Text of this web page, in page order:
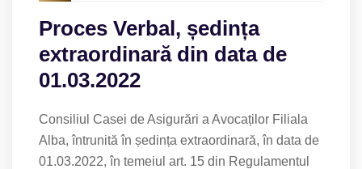
Proces Verbal, ședința
extraordinară din data de
01.03.2022
Consiliul Casei de Asigurări a Avocaților Filiala
Alba, întrunită în ședința extraordinară, în data de
01.03.2022, în temeiul art. 15 din Regulamentul